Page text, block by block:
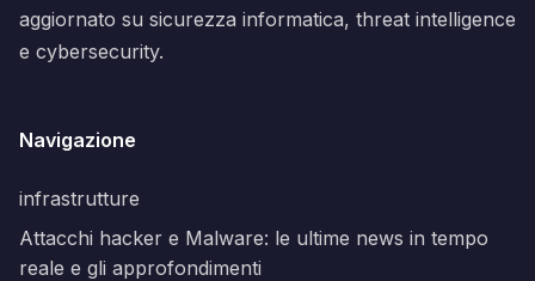
aggiornato su sicurezza informatica, threat intelligence
e cybersecurity.
Navigazione
infrastrutture
Attacchi hacker e Malware: le ultime news in tempo
reale e gli approfondimenti